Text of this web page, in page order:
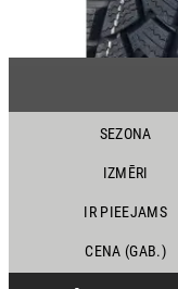
SEZONA
IZMĒRI
IR PIEEJAMS
CENA (GAB.)